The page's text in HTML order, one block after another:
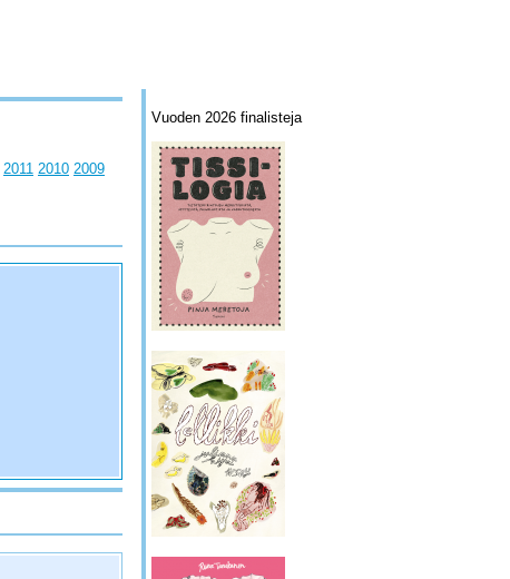
2011 2010 2009
Vuoden 2026 finalisteja